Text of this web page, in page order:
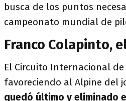
busca de los puntos
campeonato mundial de
Franco Colapinto,
El Circuito Internacional
favoreciendo al Alpine del
quedó último y eliminado